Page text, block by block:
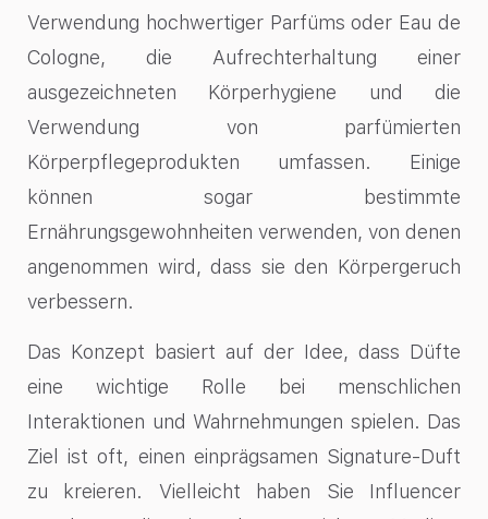
Verwendung hochwertiger Parfüms oder Eau de
Cologne, die Aufrechterhaltung einer
ausgezeichneten Körperhygiene und die
Verwendung von parfümierten
Körperpflegeprodukten umfassen. Einige
können sogar bestimmte
Ernährungsgewohnheiten verwenden, von denen
angenommen wird, dass sie den Körpergeruch
verbessern.
Das Konzept basiert auf der Idee, dass Düfte
eine wichtige Rolle bei menschlichen
Interaktionen und Wahrnehmungen spielen. Das
Ziel ist oft, einen einprägsamen Signature-Duft
zu kreieren. Vielleicht haben Sie Influencer